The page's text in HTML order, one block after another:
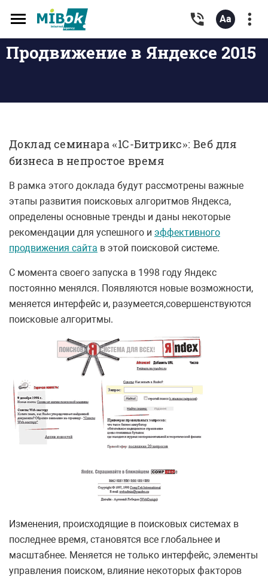
Toggle
navigation
Продвижение в Яндексе 2015
Доклад семинара «1С-Битрикс»: Веб для
бизнеса в непростое время
В рамка этого доклада будут рассмотрены важные
этапы развития поисковых алгоритмов Яндекса,
определены основные тренды и даны некоторые
рекомендации для успешного и эффективного
продвижения сайта в этой поисковой системе.
С момента своего запуска в 1998 году Яндекс
постоянно менялся. Появляются новые возможности,
меняется интерфейс и, разумеется,совершенствуются
поисковые алгоритмы.
Изменения, происходящие в поисковых системах в
последнее время, становятся все глобальнее и
масштабнее. Меняется не только интерфейс, элементы
управления поиском, влияние некоторых факторов